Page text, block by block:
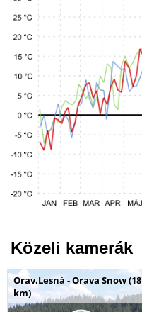
Közeli kamerák
Orav.Lesná - Orava Snow (18
km)